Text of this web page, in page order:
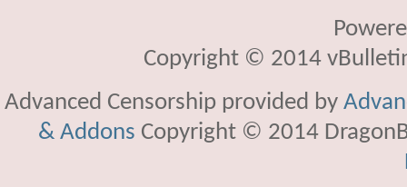
Copyright © 2014
Advanced Censorship provided by
& Addons Copyright © 2014